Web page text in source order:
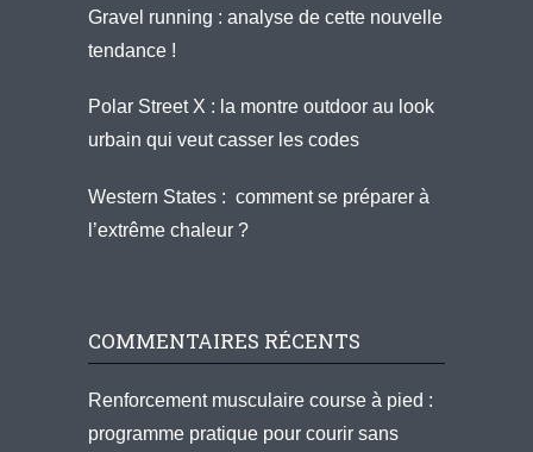
Gravel running : analyse de cette nouvelle
tendance !
Polar Street X : la montre outdoor au look
urbain qui veut casser les codes
Western States : comment se préparer à
l’extrême chaleur ?
COMMENTAIRES RÉCENTS
Renforcement musculaire course à pied :
programme pratique pour courir sans